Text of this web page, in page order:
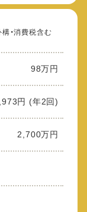
・消費税含む
98万円
円 (年2回)
2,700万円